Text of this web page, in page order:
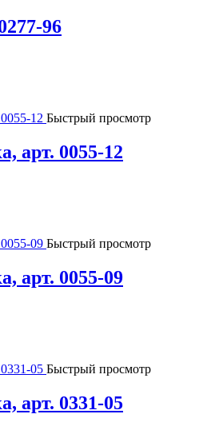
96
Быстрый просмотр
арт. 0055-12
Быстрый просмотр
арт. 0055-09
Быстрый просмотр
арт. 0331-05